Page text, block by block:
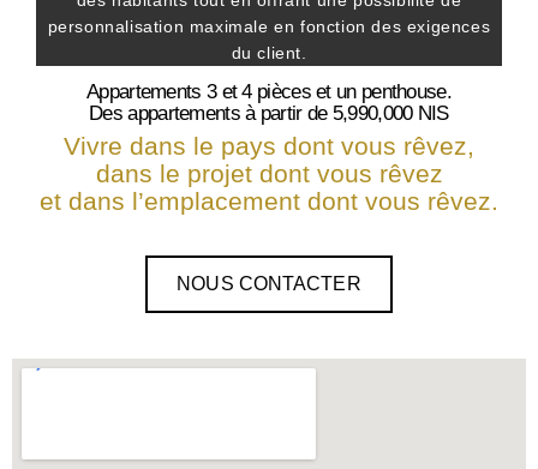
personnalisation maximale en fonction des exigences
du client.
Appartements 3 et 4 pièces et un penthouse.
Des appartements à partir de 5,990,000 NIS
Vivre dans le pays dont vous rêvez,
dans le projet dont vous rêvez
et dans l’emplacement dont vous rêvez.
NOUS CONTACTER